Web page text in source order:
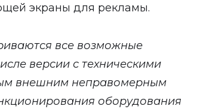
экраны для рекламы.
все возможные
версии с техническими
внешним неправомерным
оборудования